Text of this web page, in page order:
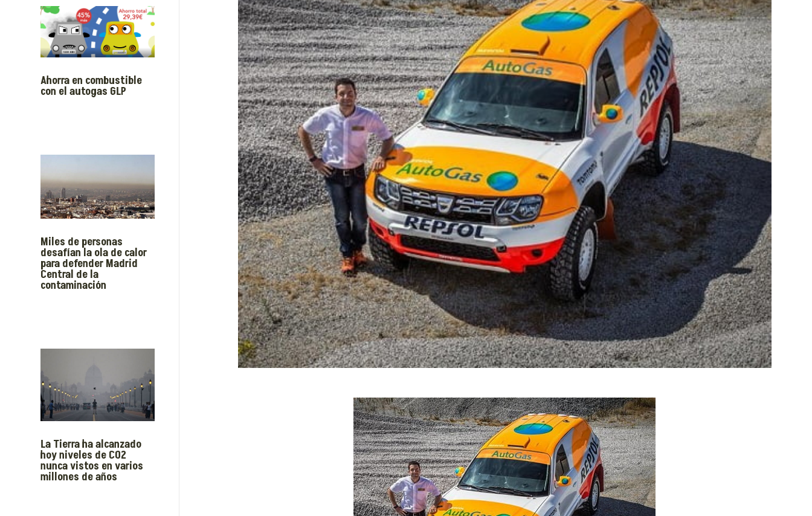
Ahorra en combustible
con el autogas GLP
Miles de personas
desafían la ola de calor
para defender Madrid
Central de la
contaminación
La Tierra ha alcanzado
hoy niveles de CO2
nunca vistos en varios
millones de años